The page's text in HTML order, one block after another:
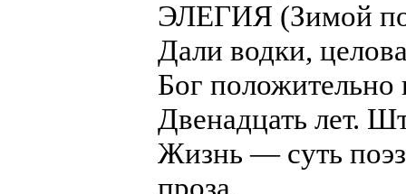
ЭЛЕГИЯ (Зимой
Дали водки,
Бог положительно
Двенадцать лет.
Жизнь — суть
проза.